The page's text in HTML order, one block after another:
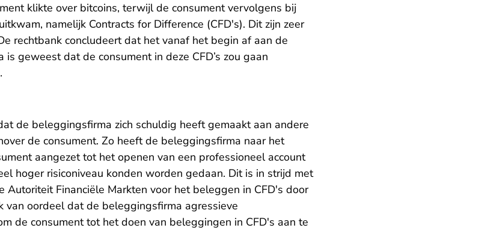
klikte over bitcoins, terwijl de consument vervolgens bij
namelijk Contracts for Difference (CFD's). Dit zijn zeer
rechtbank concludeert dat het vanaf het begin af aan de
geweest dat de consument in deze CFD’s zou gaan
de beleggingsfirma zich schuldig heeft gemaakt aan andere
de consument. Zo heeft de beleggingsfirma naar het
aangezet tot het openen van een professioneel account
hoger risiconiveau konden worden gedaan. Dit is in strijd met
Autoriteit Financiële Markten voor het beleggen in CFD's door
van oordeel dat de beleggingsfirma agressieve
de consument tot het doen van beleggingen in CFD's aan te